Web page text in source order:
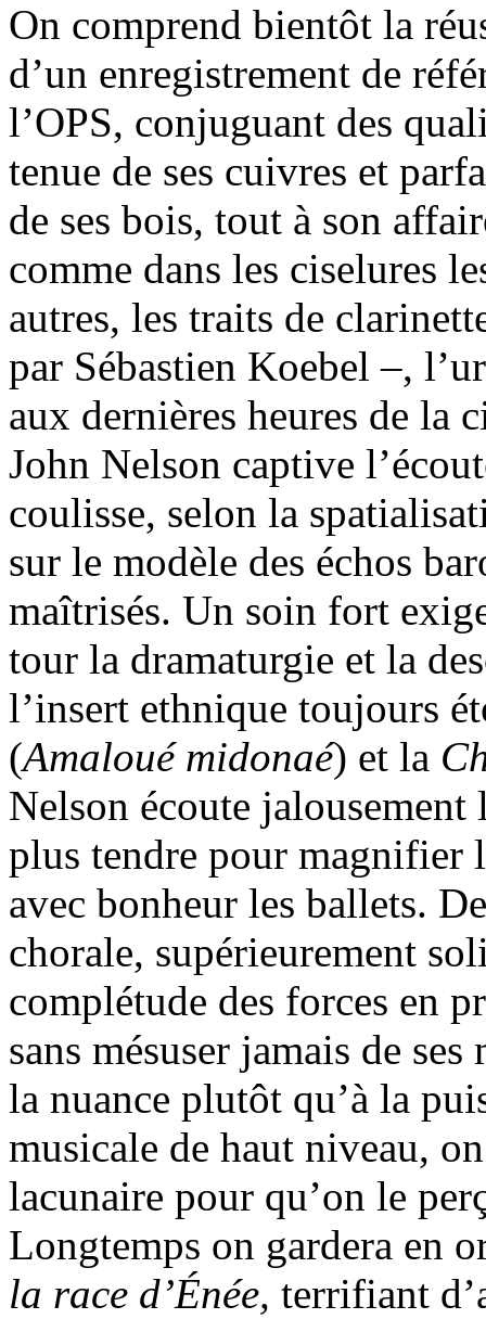
On comprend bientôt la
d’un enregistrement de
l’OPS, conjuguant des
tenue de ses cuivres et
de ses bois, tout à son
comme dans les ciselures
autres, les traits de
par Sébastien Koebel –,
aux dernières heures de la
John Nelson captive
coulisse, selon la
sur le modèle des échos
maîtrisés. Un soin fort
tour la dramaturgie et la
l’insert ethnique toujours
(Amaloué midonaé) et la
Nelson écoute
plus tendre pour magnifier
avec bonheur les ballets.
chorale, supérieurement
complétude des forces en
sans mésuser jamais de
la nuance plutôt qu’à la
musicale de haut niveau,
lacunaire pour qu’on le
Longtemps on gardera en
la race d’Énée, terrifiant